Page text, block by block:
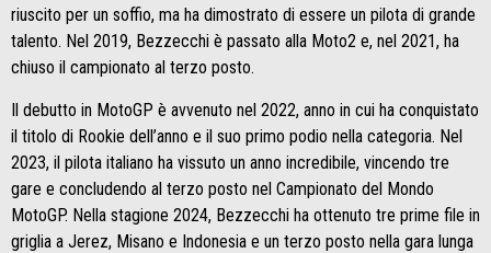
riuscito per un soffio, ma ha dimostrato di essere un pilota di grande
talento. Nel 2019, Bezzecchi è passato alla Moto2 e, nel 2021, ha
chiuso il campionato al terzo posto.
Il debutto in MotoGP è avvenuto nel 2022, anno in cui ha conquistato
il titolo di Rookie dell’anno e il suo primo podio nella categoria. Nel
2023, il pilota italiano ha vissuto un anno incredibile, vincendo tre
gare e concludendo al terzo posto nel Campionato del Mondo
MotoGP. Nella stagione 2024, Bezzecchi ha ottenuto tre prime file in
griglia a Jerez, Misano e Indonesia e un terzo posto nella gara lunga